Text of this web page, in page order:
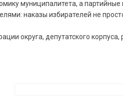
муниципалитета, а
наказы избирателей не
округа, депутатского